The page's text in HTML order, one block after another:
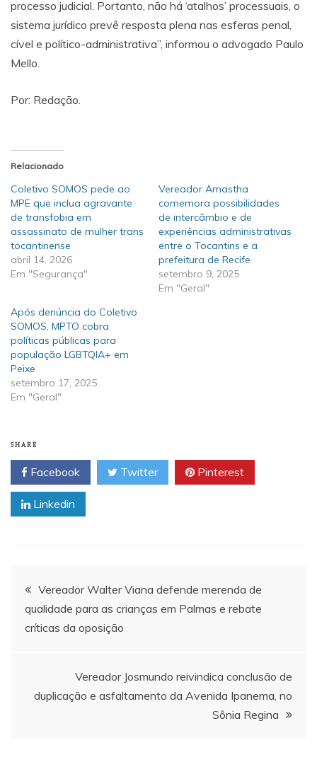
processo judicial. Portanto, não há ‘atalhos’ processuais, o
sistema jurídico prevê resposta plena nas esferas penal,
cível e político-administrativa”, informou o advogado Paulo
Mello.
Por: Redação.
Relacionado
Coletivo SOMOS pede ao
MPE que inclua agravante
de transfobia em
assassinato de mulher trans
tocantinense
abril 14, 2026
Em "Segurança"
Vereador Amastha
comemora possibilidades
de intercâmbio e de
experiências administrativas
entre o Tocantins e a
prefeitura de Recife
setembro 9, 2025
Em "Geral"
Após denúncia do Coletivo
SOMOS, MPTO cobra
políticas públicas para
população LGBTQIA+ em
Peixe
setembro 17, 2025
Em "Geral"
SHARE
Facebook Twitter Pinterest
Linkedin
Navegação
de
Vereador Walter Viana defende merenda de
qualidade para as crianças em Palmas e rebate
críticas da oposição
Vereador Josmundo reivindica conclusão de
duplicação e asfaltamento da Avenida Ipanema, no
Sônia Regina